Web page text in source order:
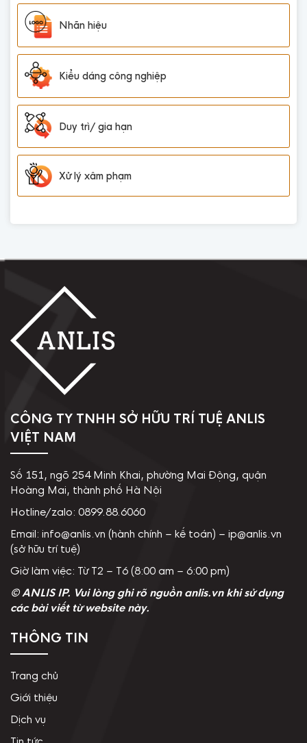
Nhãn hiệu
Kiểu dáng công nghiệp
Duy trì/ gia hạn
Xử lý xâm phạm
CÔNG TY TNHH SỞ HỮU TRÍ TUỆ ANLIS
VIỆT NAM
Số 151, ngõ 254 Minh Khai, phường Mai Động, quận
Hoàng Mai, thành phố Hà Nội
Hotline/zalo: 0899.88.6060
Email: info@anlis.vn (hành chính – kế toán) – ip@anlis.vn
(sở hữu trí tuệ)
Giờ làm việc: Từ T2 – T6 (8:00 am – 6:00 pm)
© ANLIS IP. Vui lòng ghi rõ nguồn anlis.vn khi sử dụng
các bài viết từ website này.
THÔNG TIN
Trang chủ
Giới thiệu
Dịch vụ